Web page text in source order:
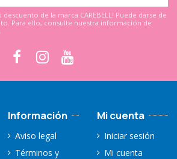
de la marca CAREBELL! Puede darse de
Para ello, consulte nuestra información de
Información
Aviso legal
Términos y
Mi cuenta
Iniciar sesión
Mi cuenta